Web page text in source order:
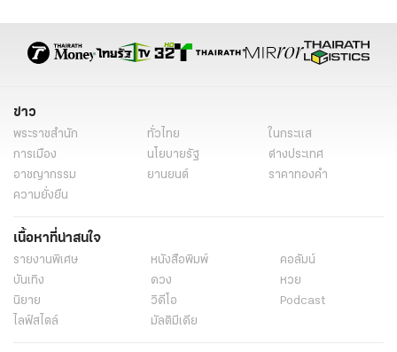
ข่าว
พระราชสำนัก ทั่วไทย
ในกระแส
การเมือง
นโยบายรัฐ
ต่างประเทศ
อาชญากรรม
ยานยนต์
ราคาทองคำ
ความยั่งยืน
เนื้อหาที่น่าสนใจ
รายงานพิเศษ หนังสือพิมพ์
คอลัมน์
บันเทิง
ดวง
หวย
นิยาย
วิดีโอ
Podcast
ไลฟ์สไตล์
มัลติมีเดีย